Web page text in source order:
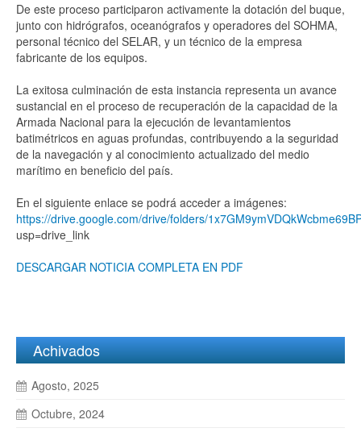
De este proceso participaron activamente la dotación del buque,
junto con hidrógrafos, oceanógrafos y operadores del SOHMA,
personal técnico del SELAR, y un técnico de la empresa
fabricante de los equipos.
La exitosa culminación de esta instancia representa un avance
sustancial en el proceso de recuperación de la capacidad de la
Armada Nacional para la ejecución de levantamientos
batimétricos en aguas profundas, contribuyendo a la seguridad
de la navegación y al conocimiento actualizado del medio
marítimo en beneficio del país.
En el siguiente enlace se podrá acceder a imágenes:
https://drive.google.com/drive/folders/
usp=drive_link
DESCARGAR NOTICIA COMPLETA EN PDF
Achivados
Agosto, 2025
Octubre, 2024